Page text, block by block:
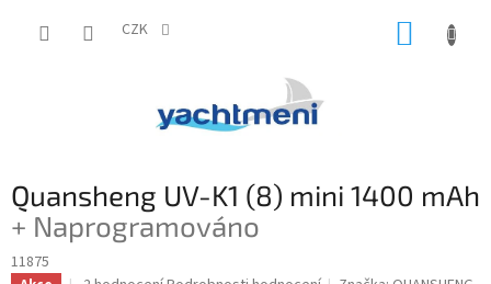
CZK
Quansheng UV-K1 (8) mini 1400 mAh
+ Naprogramováno
11875